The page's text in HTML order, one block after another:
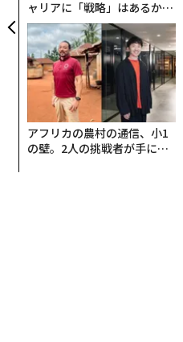
ャリアに「戦略」はあるか。
トップエグゼクティブのキャ
リアに触れる1日│CAREER S
UMMIT 2026
アフリカの農村の通信、小1
の壁。2人の挑戦者が手にし